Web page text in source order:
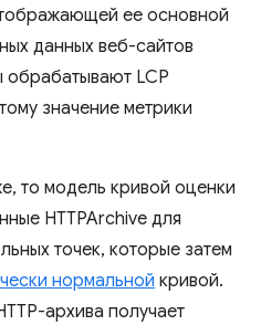
ее основной
данных веб-сайтов
обрабатывают LCP
значение метрики
то модель кривой оценки
HTTPArchive для
точек, которые затем
нормальной кривой.
архива получает